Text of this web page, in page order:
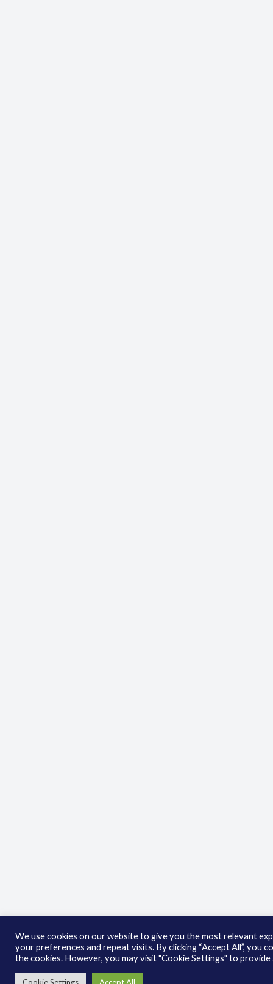
We use cookies on our website to give you the most relevant
your preferences and repeat visits. By clicking “Accept All”, you
the cookies. However, you may visit "Cookie Settings" to